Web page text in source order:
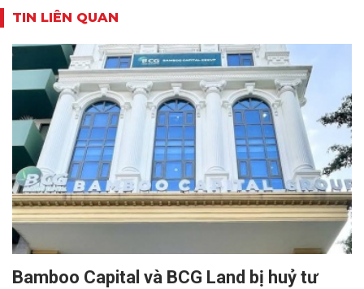
TIN LIÊN QUAN
Bamboo Capital và BCG Land bị huỷ tư